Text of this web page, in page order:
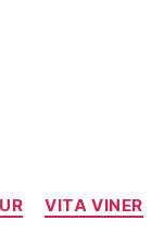
VITA VINER